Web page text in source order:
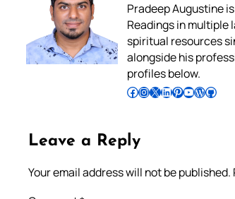
Pradeep Augustine
Readings in multiple
spiritual resources
alongside his
profiles below.
Follow Pradeep on Facebook Follow Pradeep on InstagramFollow Pradeep on X Follow Pradeep on LinkedIn Follow Pradeep on Pinterest Subscribe to Pradeep’s Youtube Channel Follow Pradeep on WordPress Follow Pradeep on GitHub
Leave a Reply
Your email address will not be published.